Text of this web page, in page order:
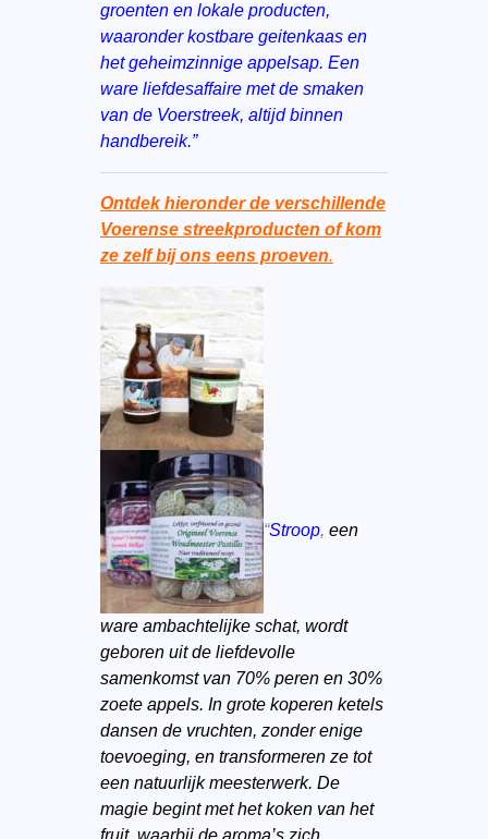
groenten en lokale producten,
waaronder kostbare geitenkaas en
het geheimzinnige appelsap. Een
ware liefdesaffaire met de smaken
van de Voerstreek, altijd binnen
handbereik.”
Ontdek hieronder de verschillende
Voerense streekproducten of kom
ze zelf bij ons eens proeven.
“Stroop, een
ware ambachtelijke schat, wordt
geboren uit de liefdevolle
samenkomst van 70% peren en 30%
zoete appels. In grote koperen ketels
dansen de vruchten, zonder enige
toevoeging, en transformeren ze tot
een natuurlijk meesterwerk. De
magie begint met het koken van het
fruit, waarbij de aroma’s zich